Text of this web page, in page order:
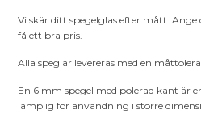
Vi skär ditt spegelglas efter mått.
få ett bra pris.
Alla speglar levereras med en
En 6 mm spegel med polerad kant är
lämplig för användning i större